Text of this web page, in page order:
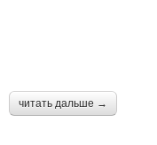
читать дальше →